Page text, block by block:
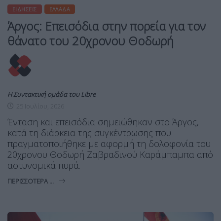
ΕΙΔΉΣΕΙΣ ΕΛΛΆΔΑ
Άργος: Επεισόδια στην πορεία για τον
θάνατο του 20χρονου Θοδωρή
Η Συντακτική ομάδα του Libre
Ένταση και επεισόδια σημειώθηκαν στο Άργος,
κατά τη διάρκεια της συγκέντρωσης που
πραγματοποιήθηκε με αφορμή τη δολοφονία του
20χρονου Θοδωρή Ζαβραδινού Καράμπαμπα από
αστυνομικά πυρά.
ΠΕΡΙΣΣΌΤΕΡΑ ...